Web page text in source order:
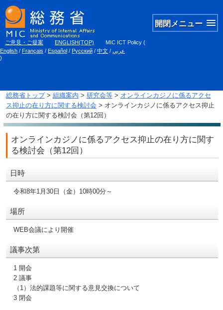
開閉メニュー
ご意見・ご提案 ENGLISH(TOP) MIC ICT Policy (
English / Français / Español / Русский / 中文 / عربي
)
総務省トップ> 組織案内 > 研究会等> オンラインカジノに係るアクセ
ス抑止の在り方に関する検討会 > オンラインカジノに係るアクセス抑止
の在り方に関する検討会（第12回）
オンラインカジノに係るアクセス抑止の在り方に関す
る検討会（第12回）
日時
令和8年1月30日（金）10時00分～
場所
WEB会議により開催
議事次第
1 開会
2 議事
（1）法的課題等に関する意見交換について
3 閉会